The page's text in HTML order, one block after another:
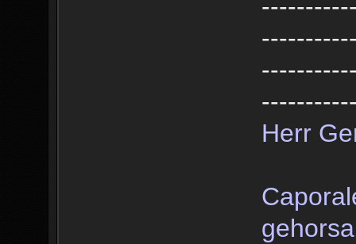
Herr